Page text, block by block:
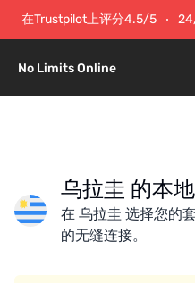
在Trustpilot上评分4.5/5
No Limits Online
乌拉圭 的本
在 乌拉圭 选择您的
的无缝连接。